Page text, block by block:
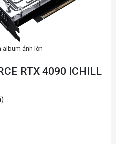
ảnh lớn
RTX 4090 ICHILL